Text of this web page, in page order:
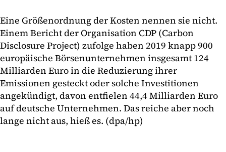
Eine Größenordnung der Kosten nennen sie nicht.
Einem Bericht der Organisation CDP (Carbon
Disclosure Project) zufolge haben 2019 knapp 900
europäische Börsenunternehmen insgesamt 124
Milliarden Euro in die Reduzierung ihrer
Emissionen gesteckt oder solche Investitionen
angekündigt, davon entfielen 44,4 Milliarden Euro
auf deutsche Unternehmen. Das reiche aber noch
lange nicht aus, hieß es. (dpa/hp)